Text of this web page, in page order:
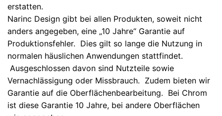
erstatten.
Narinc Design gibt bei allen Produkten, soweit nicht
anders angegeben, eine „10 Jahre“ Garantie auf
Produktionsfehler. Dies gilt so lange die Nutzung in
normalen häuslichen Anwendungen stattfindet.
Ausgeschlossen davon sind Nutzteile sowie
Vernachlässigung oder Missbrauch. Zudem bieten wir
Garantie auf die Oberflächenbearbeitung. Bei Chrom
ist diese Garantie 10 Jahre, bei andere Oberflächen